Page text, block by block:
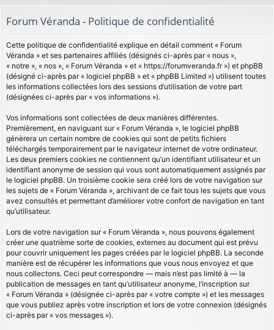
r
Forum Véranda - Politique de confidentialité
Cette politique de confidentialité explique en détail comment « Forum
Véranda » et ses partenaires affiliés (désignés ci-après par « nous »,
« notre », « nos », « Forum Véranda » et « https://forumveranda.fr ») et phpBB
(désigné ci-après par « logiciel phpBB » et « phpBB Limited ») utilisent toutes
les informations collectées lors des sessions d’utilisation de votre part
(désignées ci-après par « vos informations »).
Vos informations sont collectées de deux manières différentes.
Premièrement, en naviguant sur « Forum Véranda », le logiciel phpBB
génèrera un certain nombre de cookies qui sont de petits fichiers
téléchargés temporairement par le navigateur internet de votre ordinateur.
Les deux premiers cookies ne contiennent qu’un identifiant utilisateur et un
identifiant anonyme de session qui vous sont automatiquement assignés par
le logiciel phpBB. Un troisième cookie sera créé lors de votre navigation sur
les sujets de « Forum Véranda », archivant de ce fait tous les sujets que vous
avez consultés et permettant d’améliorer votre confort de navigation en tant
qu’utilisateur.
Lors de votre navigation sur « Forum Véranda », nous pouvons également
créer une quatrième sorte de cookies, externes au document qui est prévu
pour couvrir uniquement les pages créées par le logiciel phpBB. La seconde
manière est de récupérer les informations que vous nous envoyez et que
nous collectons. Ceci peut correspondre — mais n’est pas limité à — la
publication de messages en tant qu’utilisateur anonyme, l’inscription sur
« Forum Véranda » (désignée ci-après par « votre compte ») et les messages
que vous publiez après votre inscription et lors de votre connexion (désignés
ci-après par « vos messages »).